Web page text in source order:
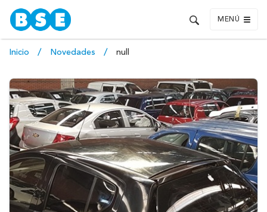
MENÚ
Inicio Novedades null